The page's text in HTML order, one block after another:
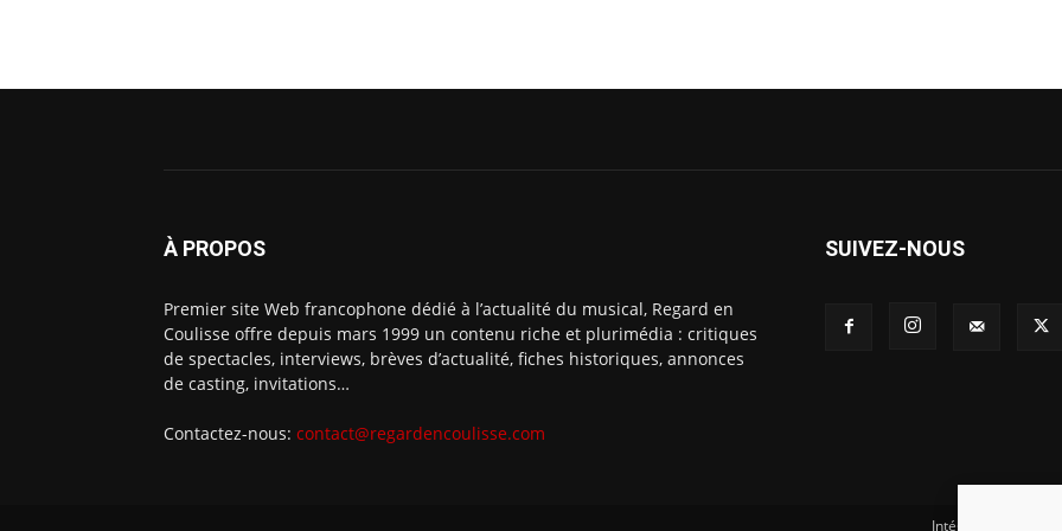
À PROPOS
Premier site Web francophone dédié à l’actualité du musical, Regard en
Coulisse offre depuis mars 1999 un contenu riche et plurimédia : critiques
de spectacles, interviews, brèves d’actualité, fiches historiques, annonces
de casting, invitations…
Contactez-nous: contact@regardencoulisse.com
SUIVEZ-NOUS
Intégration Ghislain